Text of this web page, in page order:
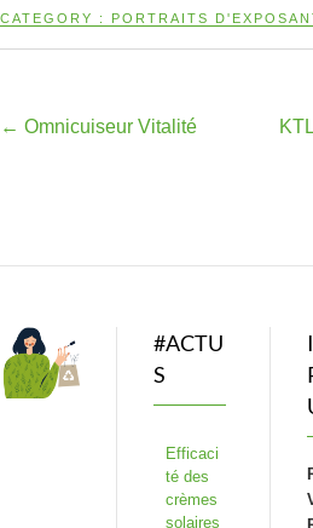
CATEGORY : PORTRAITS
← Omnicuiseur Vitalité
#ACTU
S
Efficaci
té des
crèmes
solaires